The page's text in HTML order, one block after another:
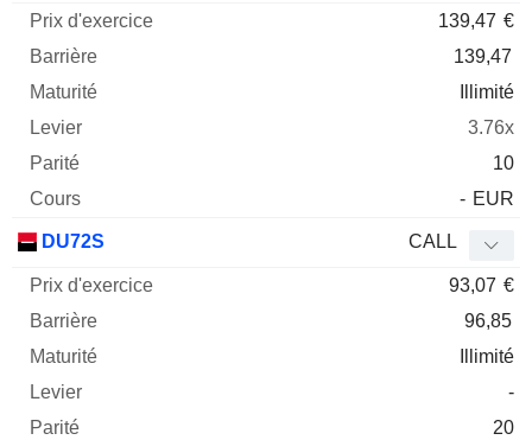
139,47 €
139,47
Illimité
3.76x
10
- EUR
DU72S CALL
93,07 €
96,85
Illimité
-
20